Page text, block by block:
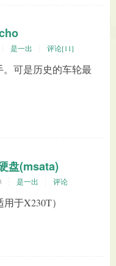
是一出 评论[11]
可是历史的车轮最
盘(msata)
是一出 评论
于X230T）